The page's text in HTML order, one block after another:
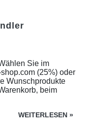
Sie im
(25%) oder
Wunschprodukte
beim
WEITERLESEN »